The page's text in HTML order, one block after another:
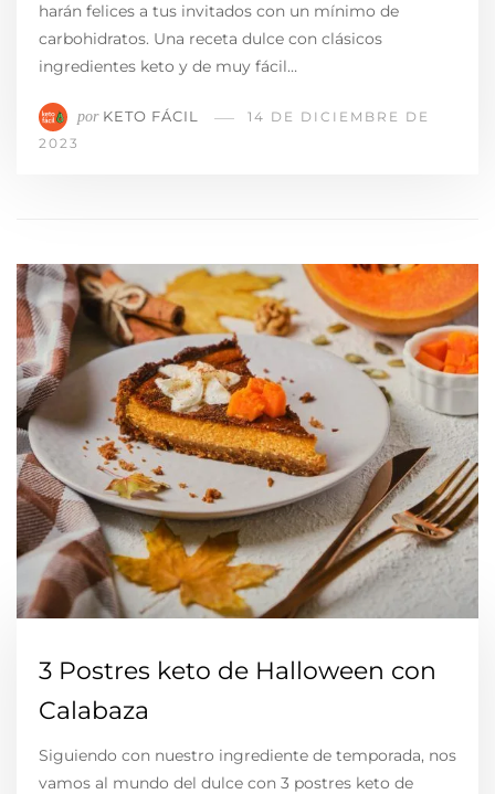
harán felices a tus invitados con un mínimo de
carbohidratos. Una receta dulce con clásicos
ingredientes keto y de muy fácil…
por KETO FÁCIL
14 DE DICIEMBRE DE
2023
3 Postres keto de Halloween con
Calabaza
Siguiendo con nuestro ingrediente de temporada, nos
vamos al mundo del dulce con 3 postres keto de